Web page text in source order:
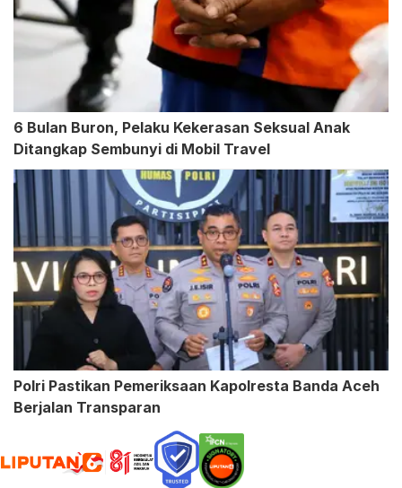
6 Bulan Buron, Pelaku Kekerasan Seksual Anak
Ditangkap Sembunyi di Mobil Travel
Polri Pastikan Pemeriksaan Kapolresta Banda Aceh
Berjalan Transparan